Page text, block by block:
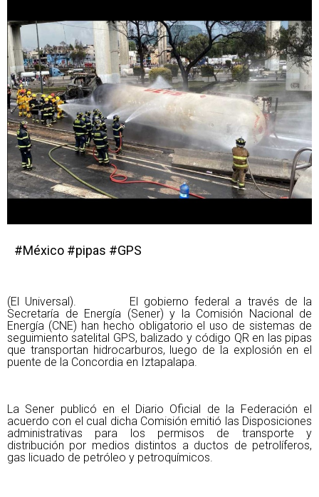
#México #pipas #GPS
(El Universal). El gobierno federal a través de la
Secretaría de Energía (Sener) y la Comisión Nacional de
Energía (CNE) han hecho obligatorio el uso de sistemas de
seguimiento satelital GPS, balizado y código QR en las pipas
que transportan hidrocarburos, luego de la explosión en el
puente de la Concordia en Iztapalapa.
La Sener publicó en el Diario Oficial de la Federación el
acuerdo con el cual dicha Comisión emitió las Disposiciones
administrativas para los permisos de transporte y
distribución por medios distintos a ductos de petrolíferos,
gas licuado de petróleo y petroquímicos.